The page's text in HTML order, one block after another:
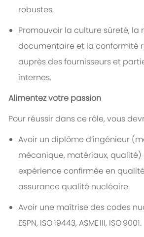
robustes.
Promouvoir la culture sûreté, la
documentaire et la conformité
auprès des fournisseurs et
internes.
Alimentez votre passion
Pour réussir dans ce rôle, vous
Avoir un diplôme d’ingénieur
mécanique, matériaux, qualité)
expérience confirmée en
assurance qualité nucléaire.
Avoir une maîtrise des codes
ESPN, ISO 19443, ASME III, ISO 9001.